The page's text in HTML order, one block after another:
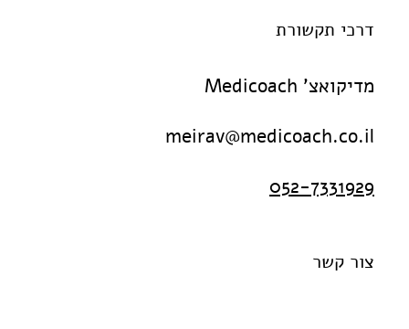
דרכי תקשורת
מדיקואצ' Medicoach
meirav@medicoach.co.il
052-7331929
צור קשר